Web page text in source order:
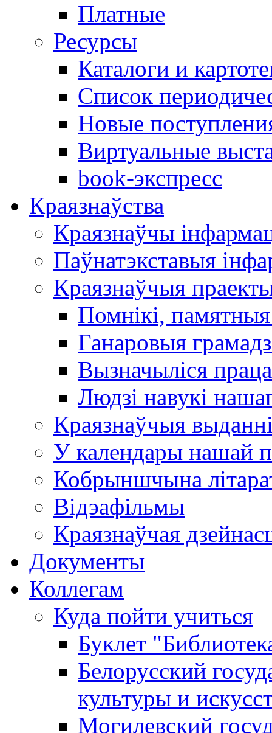
Платные
Ресурсы
Каталоги и
Список
Новые
Виртуальные
book-экспресс
Краязнаўства
Краязнаўчы
Паўнатэкставыя
Краязнаўчыя
Помнікі,
Ганаровыя
Вызначыліся
Людзі навукі
Краязнаўчыя
У календары нашай
Кобрыншчына
Відэафільмы
Краязнаўчая
Документы
Коллегам
Куда пойти учиться
Буклет
Белорусский
культуры и
Могилевский